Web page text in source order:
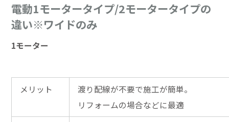
電動1モータータイプ/2モータータイプの
違い※ワイドのみ
1モーター
メリット
渡り配線が不要で施工が簡単。
リフォームの場合などに最適